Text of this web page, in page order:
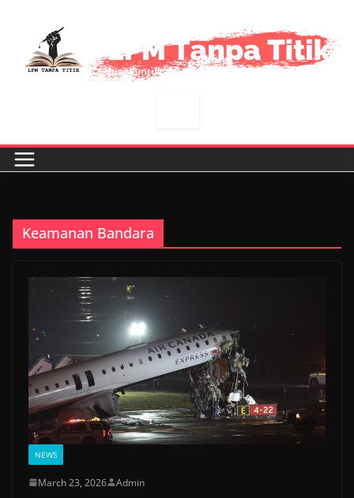
content
Keamanan Bandara
NEWS
March 23, 2026 Admin